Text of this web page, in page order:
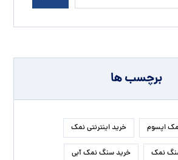
برچسب ها
اپسوم خرید اینترنتی نمک
نمک خرید سنگ نمک آبی